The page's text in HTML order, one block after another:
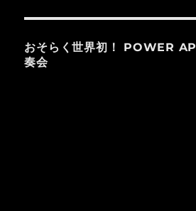
おそらく世界初！ POWER
奏会